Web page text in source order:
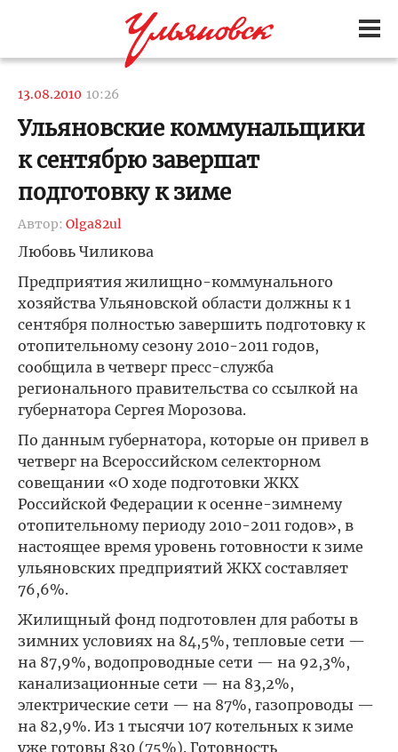
13.08.2010 10:26
Ульяновские коммунальщики
к сентябрю завершат
подготовку к зиме
Автор: Olga82ul
Любовь Чиликова
Предприятия жилищно-коммунального
хозяйства Ульяновской области должны к 1
сентября полностью завершить подготовку к
отопительному сезону 2010-2011 годов,
сообщила в четверг пресс-служба
регионального правительства со ссылкой на
губернатора Сергея Морозова.
По данным губернатора, которые он привел в
четверг на Всероссийском селекторном
совещании «О ходе подготовки ЖКХ
Российской Федерации к осенне-зимнему
отопительному периоду 2010-2011 годов», в
настоящее время уровень готовности к зиме
ульяновских предприятий ЖКХ составляет
76,6%.
Жилищный фонд подготовлен для работы в
зимних условиях на 84,5%, тепловые сети —
на 87,9%, водопроводные сети — на 92,3%,
канализационные сети — на 83,2%,
электрические сети — на 87%, газопроводы —
на 82,9%. Из 1 тысячи 107 котельных к зиме
уже готовы 830 (75%). Готовность